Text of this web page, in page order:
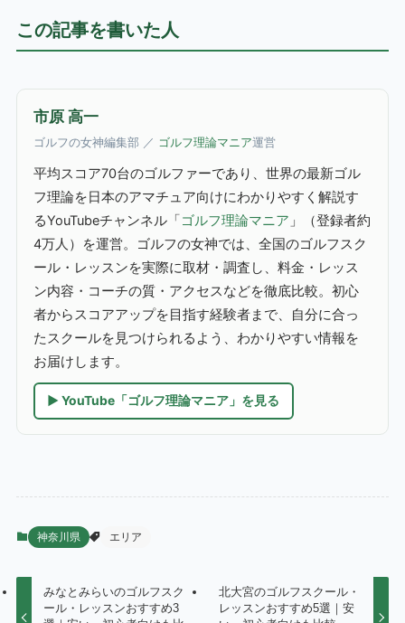
この記事を書いた人
市原 高一
ゴルフの女神編集部 ／ ゴルフ理論マニア運営
平均スコア70台のゴルファーであり、世界の最新ゴル
フ理論を日本のアマチュア向けにわかりやすく解説す
るYouTubeチャンネル「ゴルフ理論マニア 」（登録者約
4万人）を運営。ゴルフの女神では、全国のゴルフスク
ール・レッスンを実際に取材・調査し、料金・レッス
ン内容・コーチの質・アクセスなどを徹底比較。初心
者からスコアアップを目指す経験者まで、自分に合っ
たスクールを見つけられるよう、わかりやすい情報を
お届けします。
▶ YouTube「ゴルフ理論マニア」を見る
神奈川県 エリア
みなとみらいのゴルフスク
ール・レッスンおすすめ3
北大宮のゴルフスクール・
レッスンおすすめ5選｜安